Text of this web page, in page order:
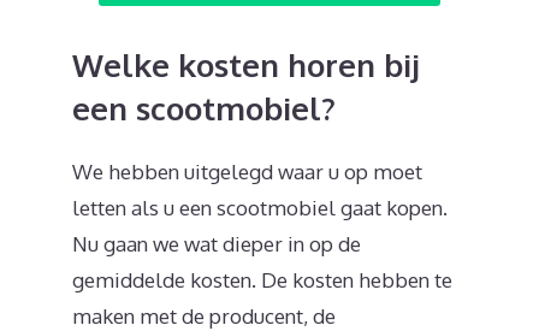
Welke kosten horen bij
een scootmobiel?
We hebben uitgelegd waar u op moet
letten als u een scootmobiel gaat kopen.
Nu gaan we wat dieper in op de
gemiddelde kosten. De kosten hebben te
maken met de producent, de